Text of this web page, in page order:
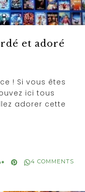
et adoré
! Si vous êtes
ici tous
adorer cette
4 COMMENTS